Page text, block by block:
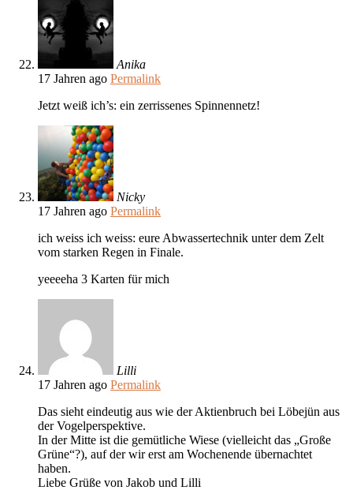
Anika
17 Jahren ago Permalink
Jetzt weiß ich’s: ein zerrissenes Spinnennetz!
Nicky
17 Jahren ago Permalink
ich weiss ich weiss: eure Abwassertechnik unter dem Zelt
vom starken Regen in Finale.
yeeeeha 3 Karten für mich
Lilli
17 Jahren ago Permalink
Das sieht eindeutig aus wie der Aktienbruch bei Löbejün aus
der Vogelperspektive.
In der Mitte ist die gemütliche Wiese (vielleicht das „Große
Grüne“?), auf der wir erst am Wochenende übernachtet
haben.
Liebe Grüße von Jakob und Lilli